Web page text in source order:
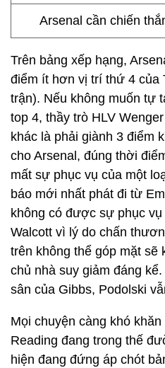
Arsenal cần chiến
Trên bảng xếp hạng,
điểm ít hơn vị trí thứ 4 của
trận). Nếu không muốn tự
top 4, thầy trò HLV
khác là phải giành 3 điểm
cho Arsenal, đúng thời
mất sự phục vụ của một
báo mới nhất phát đi từ
không có được sự phục
Walcott vì lý do chấn
trên không thể góp mặt sẽ
chủ nhà suy giảm đáng
sân của Gibbs, Podolski
Mọi chuyện càng khó
Reading đang trong thế
hiện đang đứng áp chót